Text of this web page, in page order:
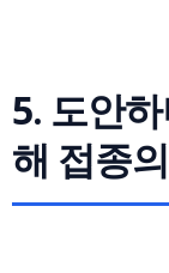
5. 도안
해 접종